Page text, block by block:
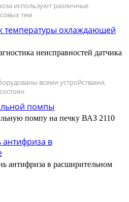
используют различные
тем
неисправностей датчика
всеми устройствами,
помпу на печку ВАЗ 2110
антифриза в расширительном